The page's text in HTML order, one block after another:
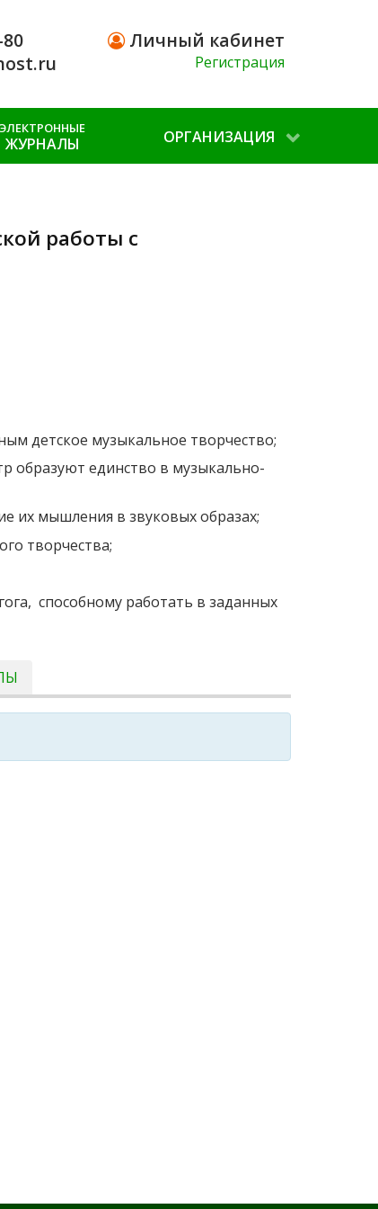
Личный кабинет
Регистрация
ЭЛЕКТРОННЫЕ
ЖУРНАЛЫ ОРГАНИЗАЦИЯ
работы с
детское музыкальное творчество;
образуют единство в музыкально-
их мышления в звуковых образах;
творчества;
способному работать в заданных